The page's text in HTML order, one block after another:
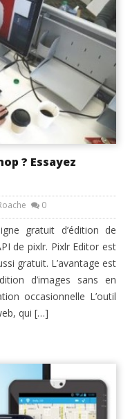
? Essayez
0
gratuit d’édition de
de pixlr. Pixlr Editor est
gratuit. L’avantage est
d’images sans en
occasionnelle L’outil
qui […]